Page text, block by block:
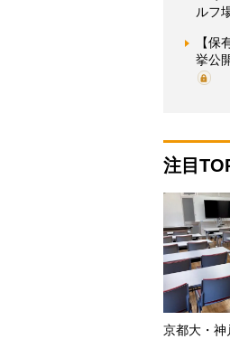
ルフ
【
挙公
注目
京都大・神